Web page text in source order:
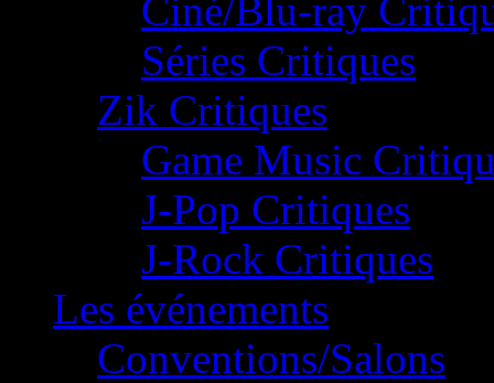
Ciné/Blu-ray
Séries Critiques
Zik Critiques
Game Music
J-Pop Critiques
J-Rock Critiques
Les événements
Conventions/Salons